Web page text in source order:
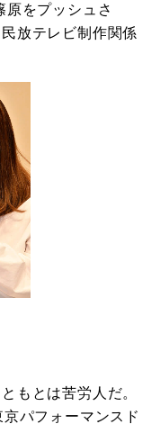
原をプッシュさ
放テレビ制作関係
もとは苦労人だ。
パフォーマンスド